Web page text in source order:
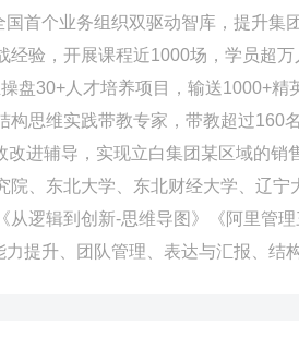
首个业务组织双驱动智库，提升集
经验，开展课程近1000场，学员超万
盘30+人才培养项目，输送1000+精
构思维实践带教专家，带教超过160
改进辅导，实现立白集团某区域的销
院、东北大学、东北财经大学、辽宁
从逻辑到创新-思维导图》《阿里管
力提升、团队管理、表达与汇报、